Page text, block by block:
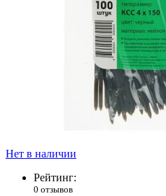
Нет в наличии
Рейтинг:
0 отзывов